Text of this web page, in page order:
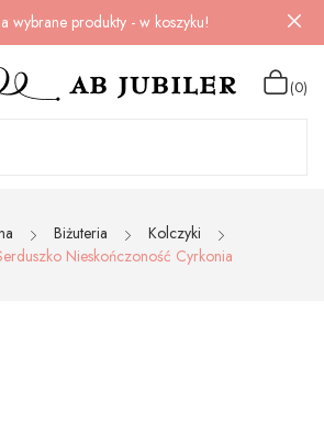
wybrane produkty - w koszyku!
(0)
Biżuteria
Kolczyki
Nieskończoność Cyrkonia